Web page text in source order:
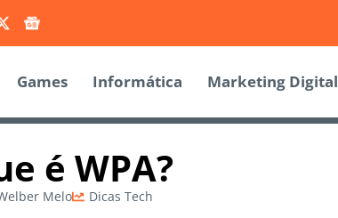
Games Informática Marketing Digital
é WPA?
Melo Dicas Tech